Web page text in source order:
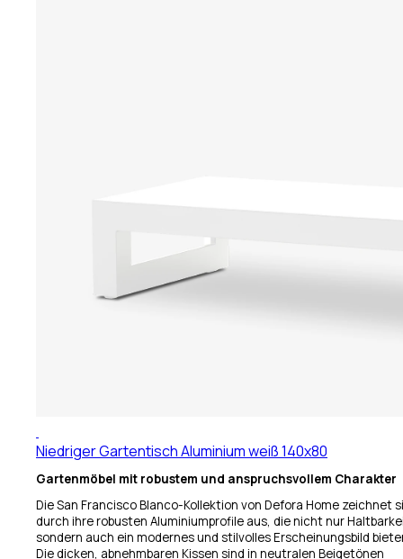
Niedriger Gartentisch Aluminium weiß 140x80
Gartenmöbel mit robustem und anspruchsvollem Charakter
Die San Francisco Blanco-Kollektion von Defora Home zeichnet
durch ihre robusten Aluminiumprofile aus, die nicht nur
sondern auch ein modernes und stilvolles Erscheinungsbild
Die dicken, abnehmbaren Kissen sind in neutralen Beigetönen